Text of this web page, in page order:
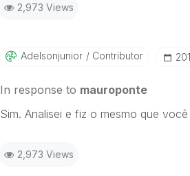
2,973 Views
Adelsonjunior Contributor
In response to mauroponte
Sim. Analisei e fiz o mesmo que
2,973 Views